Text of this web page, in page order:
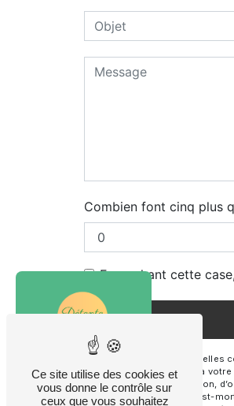
Combien font cinq plus
En cochant cette
** Les données
le seul but de répondre à
de portabilité, de limitation,
sort de vos données post-
Ce site utilise des cookies et
vous donne le contrôle sur
ceux que vous souhaitez